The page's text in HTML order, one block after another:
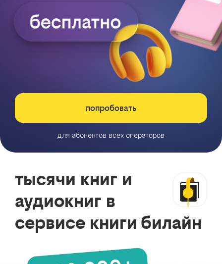
попробовать
для абонентов всех операторов
тысячи книг и
аудиокниг в
сервисе книги билайн